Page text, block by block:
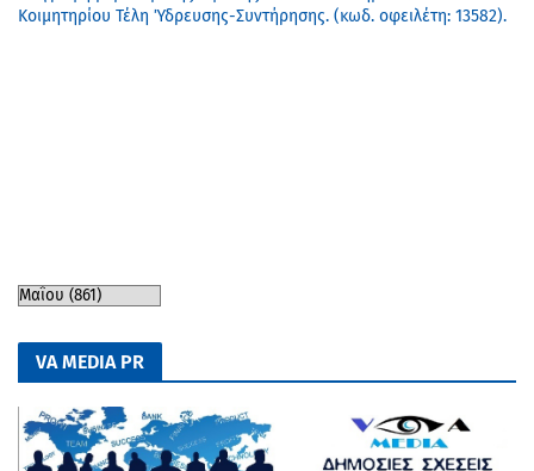
Κοιμητηρίου Τέλη Ύδρευσης-Συντήρησης. (κωδ. οφειλέτη: 13582).
VA MEDIA PR